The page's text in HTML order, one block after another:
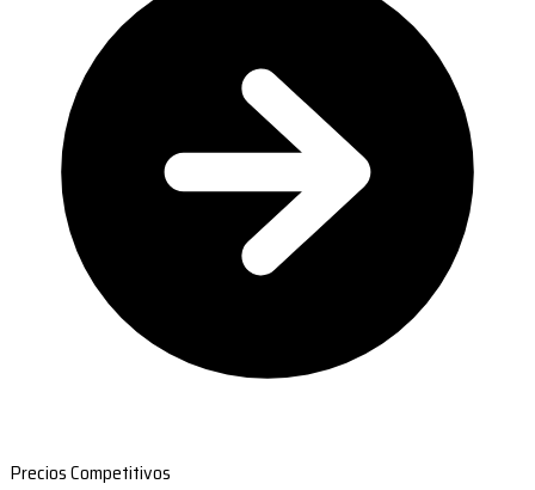
Precios Competitivos